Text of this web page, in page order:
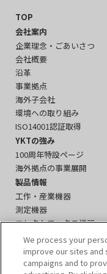
TOP
会社案内
企業理念・ごあいさつ
会社概要
沿革
事業拠点
海外子会社
環境への取り組み
ISO14001認証取得
YKTの強み
100周年特設ページ
海外拠点の事業展開
製品情報
工作・産業機器
測定機器
エレクトロニクス機器
周辺機器・その他
イベント
YKTかわら版
We process your
improve our sites
campaigns and to